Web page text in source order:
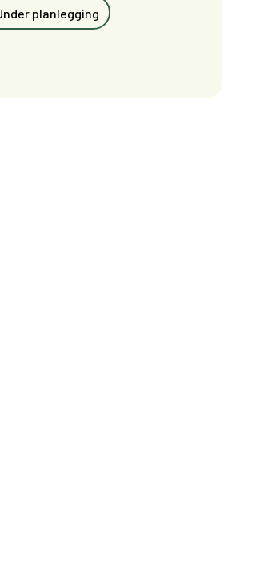
planlegging